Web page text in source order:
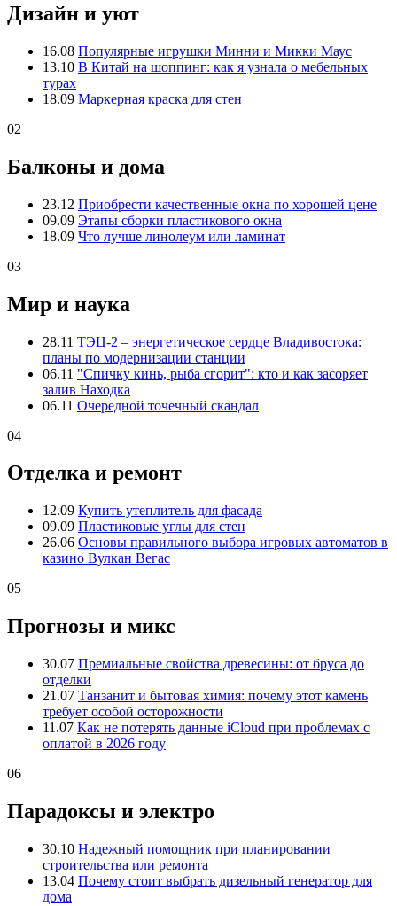
Дизайн и уют
16.08 Популярные игрушки Минни и Микки Маус
13.10 В Китай на шоппинг: как я узнала о мебельных
турах
18.09 Маркерная краска для стен
02
Балконы и дома
23.12 Приобрести качественные окна по хорошей цене
09.09 Этапы сборки пластикового окна
18.09 Что лучше линолеум или ламинат
03
Мир и наука
28.11 ТЭЦ-2 – энергетическое сердце Владивостока:
планы по модернизации станции
06.11 "Спичку кинь, рыба сгорит": кто и как засоряет
залив Находка
06.11 Очередной точечный скандал
04
Отделка и ремонт
12.09 Купить утеплитель для фасада
09.09 Пластиковые углы для стен
26.06 Основы правильного выбора игровых автоматов в
казино Вулкан Вегас
05
Прогнозы и микс
30.07 Премиальные свойства древесины: от бруса до
отделки
21.07 Танзанит и бытовая химия: почему этот камень
требует особой осторожности
11.07 Как не потерять данные iCloud при проблемах с
оплатой в 2026 году
06
Парадоксы и электро
30.10 Надежный помощник при планировании
строительства или ремонта
13.04 Почему стоит выбрать дизельный генератор для
дома